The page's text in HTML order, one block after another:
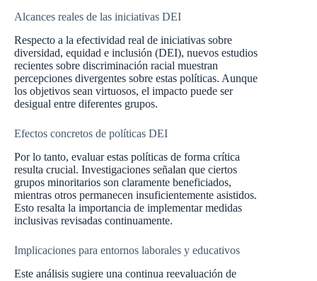
Alcances reales de las iniciativas DEI
Respecto a la efectividad real de iniciativas sobre
diversidad, equidad e inclusión (DEI), nuevos estudios
recientes sobre discriminación racial muestran
percepciones divergentes sobre estas políticas. Aunque
los objetivos sean virtuosos, el impacto puede ser
desigual entre diferentes grupos.
Efectos concretos de políticas DEI
Por lo tanto, evaluar estas políticas de forma crítica
resulta crucial. Investigaciones señalan que ciertos
grupos minoritarios son claramente beneficiados,
mientras otros permanecen insuficientemente asistidos.
Esto resalta la importancia de implementar medidas
inclusivas revisadas continuamente.
Implicaciones para entornos laborales y educativos
Este análisis sugiere una continua reevaluación de